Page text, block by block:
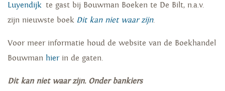
Luyendijk te gast bij Bouwman Boeken te De Bilt, n.a.v.
zijn nieuwste boek Dit kan niet waar zijn.
Voor meer informatie houd de website van de Boekhandel
Bouwman hierin de gaten.
Dit kan niet waar zijn. Onder bankiers